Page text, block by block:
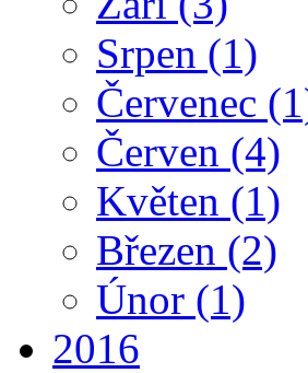
Srpen (1)
Červenec
Červen (4)
Květen (1)
Březen (2)
Únor (1)
2016